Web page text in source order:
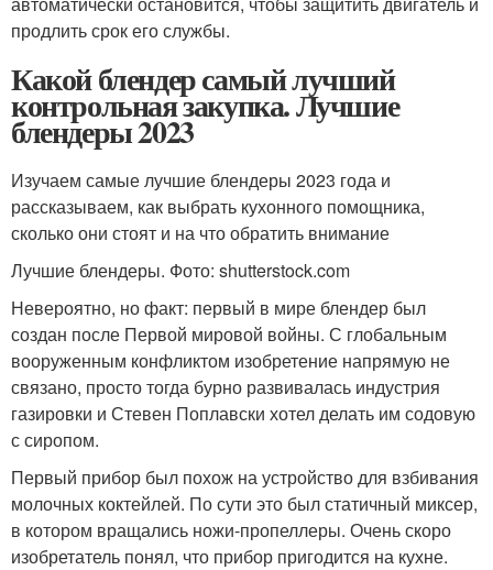
продлить срок его службы.
Какой блендер самый лучший
контрольная закупка. Лучшие
блендеры 2023
Изучаем самые лучшие блендеры 2023 года и
рассказываем, как выбрать кухонного помощника,
сколько они стоят и на что обратить внимание
Лучшие блендеры. Фото: shutterstock.com
Невероятно, но факт: первый в мире блендер был
создан после Первой мировой войны. С глобальным
вооруженным конфликтом изобретение напрямую не
связано, просто тогда бурно развивалась индустрия
газировки и Стевен Поплавски хотел делать им содовую
с сиропом.
Первый прибор был похож на устройство для взбивания
молочных коктейлей. По сути это был статичный миксер,
в котором вращались ножи-пропеллеры. Очень скоро
изобретатель понял, что прибор пригодится на кухне.